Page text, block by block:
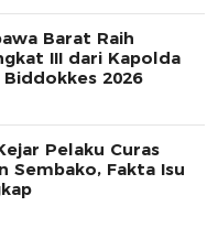
Barat Raih
III dari Kapolda
Biddokkes 2026
Pelaku Curas
Sembako, Fakta Isu